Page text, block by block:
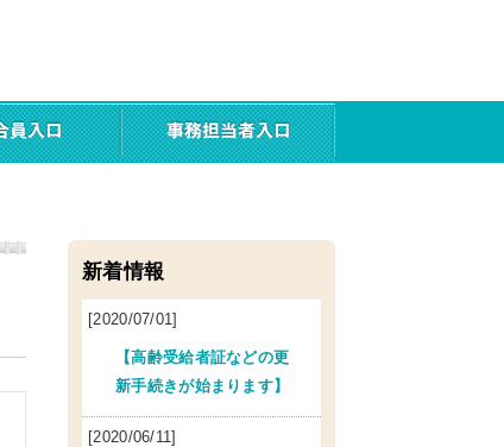
新着情報
[2020/07/01]
【高齢受給者証などの更
新手続きが始まります】
[2020/06/11]